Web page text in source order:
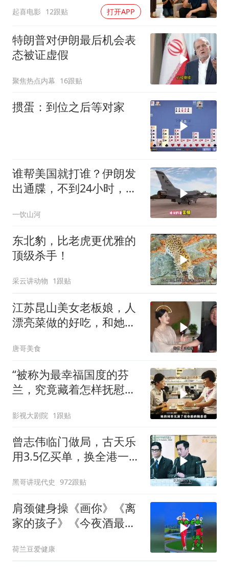
起喜电影 12跟贴 打开APP
特朗普对伊朗最后机会表
态被证虚假
聚焦热点内幕 16跟贴
掼蛋：到位之后等对家
谁帮美国就打谁？伊朗发
出通牒，不到24小时，特
一饮山河
东北豹，比老虎更优雅的
顶级杀手！
采云讲动物 1跟贴
江苏昆山美女老板娘，人
漂亮菜做的好吃，和她小
唐哥美食
“被称为最幸福国度的芬
兰，究竟藏着怎样抚慰人
影视大剧院 1跟贴
曾志伟临门做局，古天乐
用3.5亿买单，换全港一声
黑哥讲现代史 972跟贴
肩颈健身操《画你》《离
家的孩子》《今夜酒最
荷兰豆爱健康